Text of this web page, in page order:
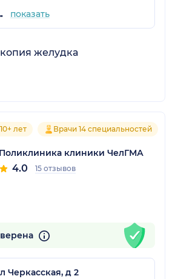
76-91 показать
желудка
лет Врачи 14 специальностей
Поликлиника клиники ЧелГМА
4.0 15 отзывов
Черкасская, д 2